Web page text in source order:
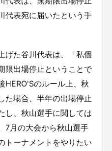
代表宛に届いたという手
げた谷川代表は、「私個
限出場停止ということで
HERO'Sのルール上、秋
た場合、半年の出場停止
し、秋山選手に関しては
7月の大会から秋山選手
トーナメントをやりたい